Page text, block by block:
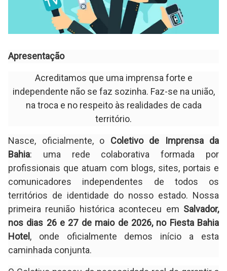
Apresentação
Acreditamos que uma imprensa forte e
independente não se faz sozinha. Faz-se na união,
na troca e no respeito às realidades de cada
território.
Nasce, oficialmente, o Coletivo de Imprensa da
Bahia: uma rede colaborativa formada por
profissionais que atuam com blogs, sites, portais e
comunicadores independentes de todos os
territórios de identidade do nosso estado. Nossa
primeira reunião histórica aconteceu em Salvador,
nos dias 26 e 27 de maio de 2026, no Fiesta Bahia
Hotel , onde oficialmente demos início a esta
caminhada conjunta.